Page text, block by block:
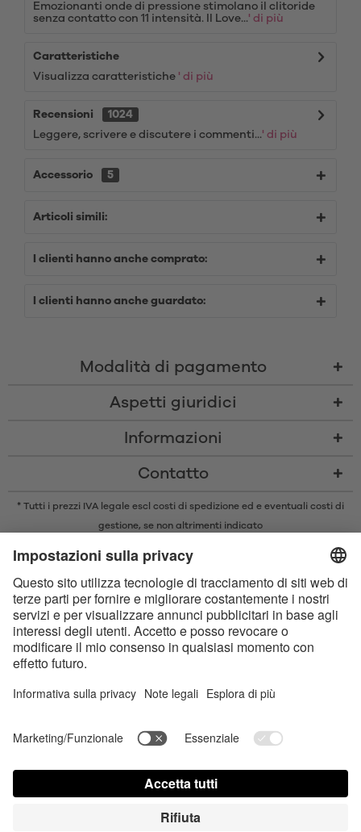
Emozionanti onde di pressione stimolano il clitoride
senza contatto con 11 intensità. Il Love...' di più
Caratteristiche
Visualizza caratteristiche ' di più
Recensioni
1024
Leggere, scrivere e discutere i commenti...' di più
Accessorio 5
Articoli simili:
I clienti hanno anche comprato:
I clienti hanno anche guardato:
Modalità di pagamento
Aspetti giuridici
Informazioni
Contatto
* Tutti i prezzi IVA legale escl costi di spedizione ed e eventuali costi di
gestione, se non altrimenti indicato
Bluetooth SIG, Inc. e qualsiasi utilizzo di tali marchi da parte di Satisfyer
GmbH è concesso in licenza.
Apple, il logo Apple e Apple Watch sono marchi di Apple Inc. Google Play
e il logo Google Play sono marchi di Google LLC.
Dichiarazione sull‘Accessibilità Contact us today
FAQ